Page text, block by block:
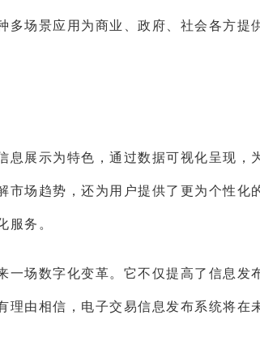
场景应用为商业、政府、社会各方提
展示为特色，通过数据可视化呈现，
场趋势，还为用户提供了更为个性化
服务。
场数字化变革。它不仅提高了信息发
理由相信，电子交易信息发布系统将在